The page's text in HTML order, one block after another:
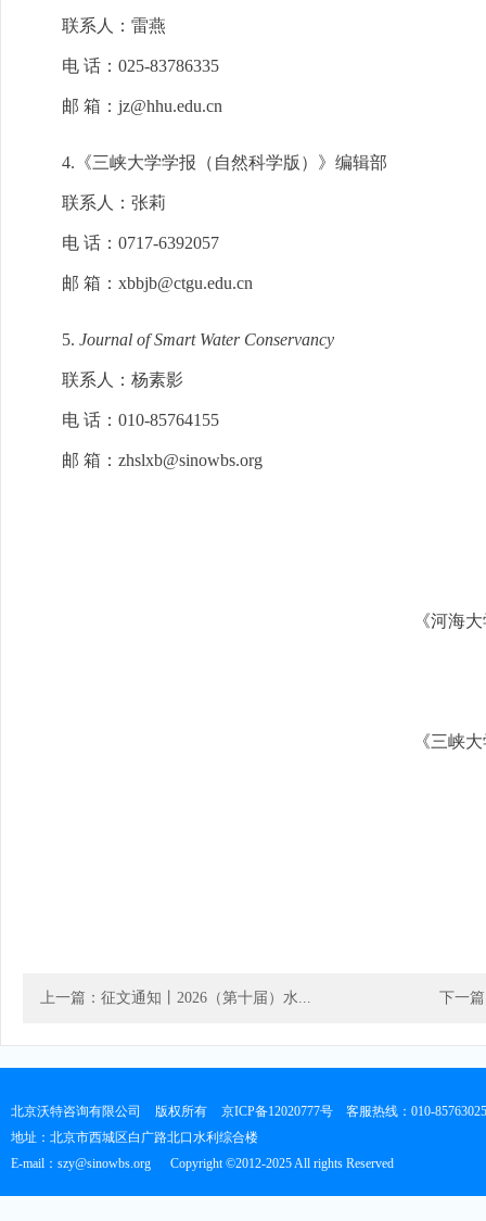
联系人：雷燕
电 话：025-83786335
邮 箱：jz@hhu.edu.cn
4.《三峡大学学报（自然科学版）》编辑部
联系人：张莉
电 话：0717-6392057
邮 箱：xbbjb@ctgu.edu.cn
5. Journal of Smart Water Conservancy
联系人：杨素影
电 话：010-85764155
邮 箱：zhslxb@sinowbs.org
《河海
《三峡
上一篇：征文通知丨2026（第十届）水... 下一
北京沃特咨询有限公司 版权所有 京ICP备12020777号 客服热线：010-85763025
地址：北京市西城区白广路北口水利综合楼
E-mail：szy@sinowbs.org
Copyright ©2012-2025 All rights Reserved